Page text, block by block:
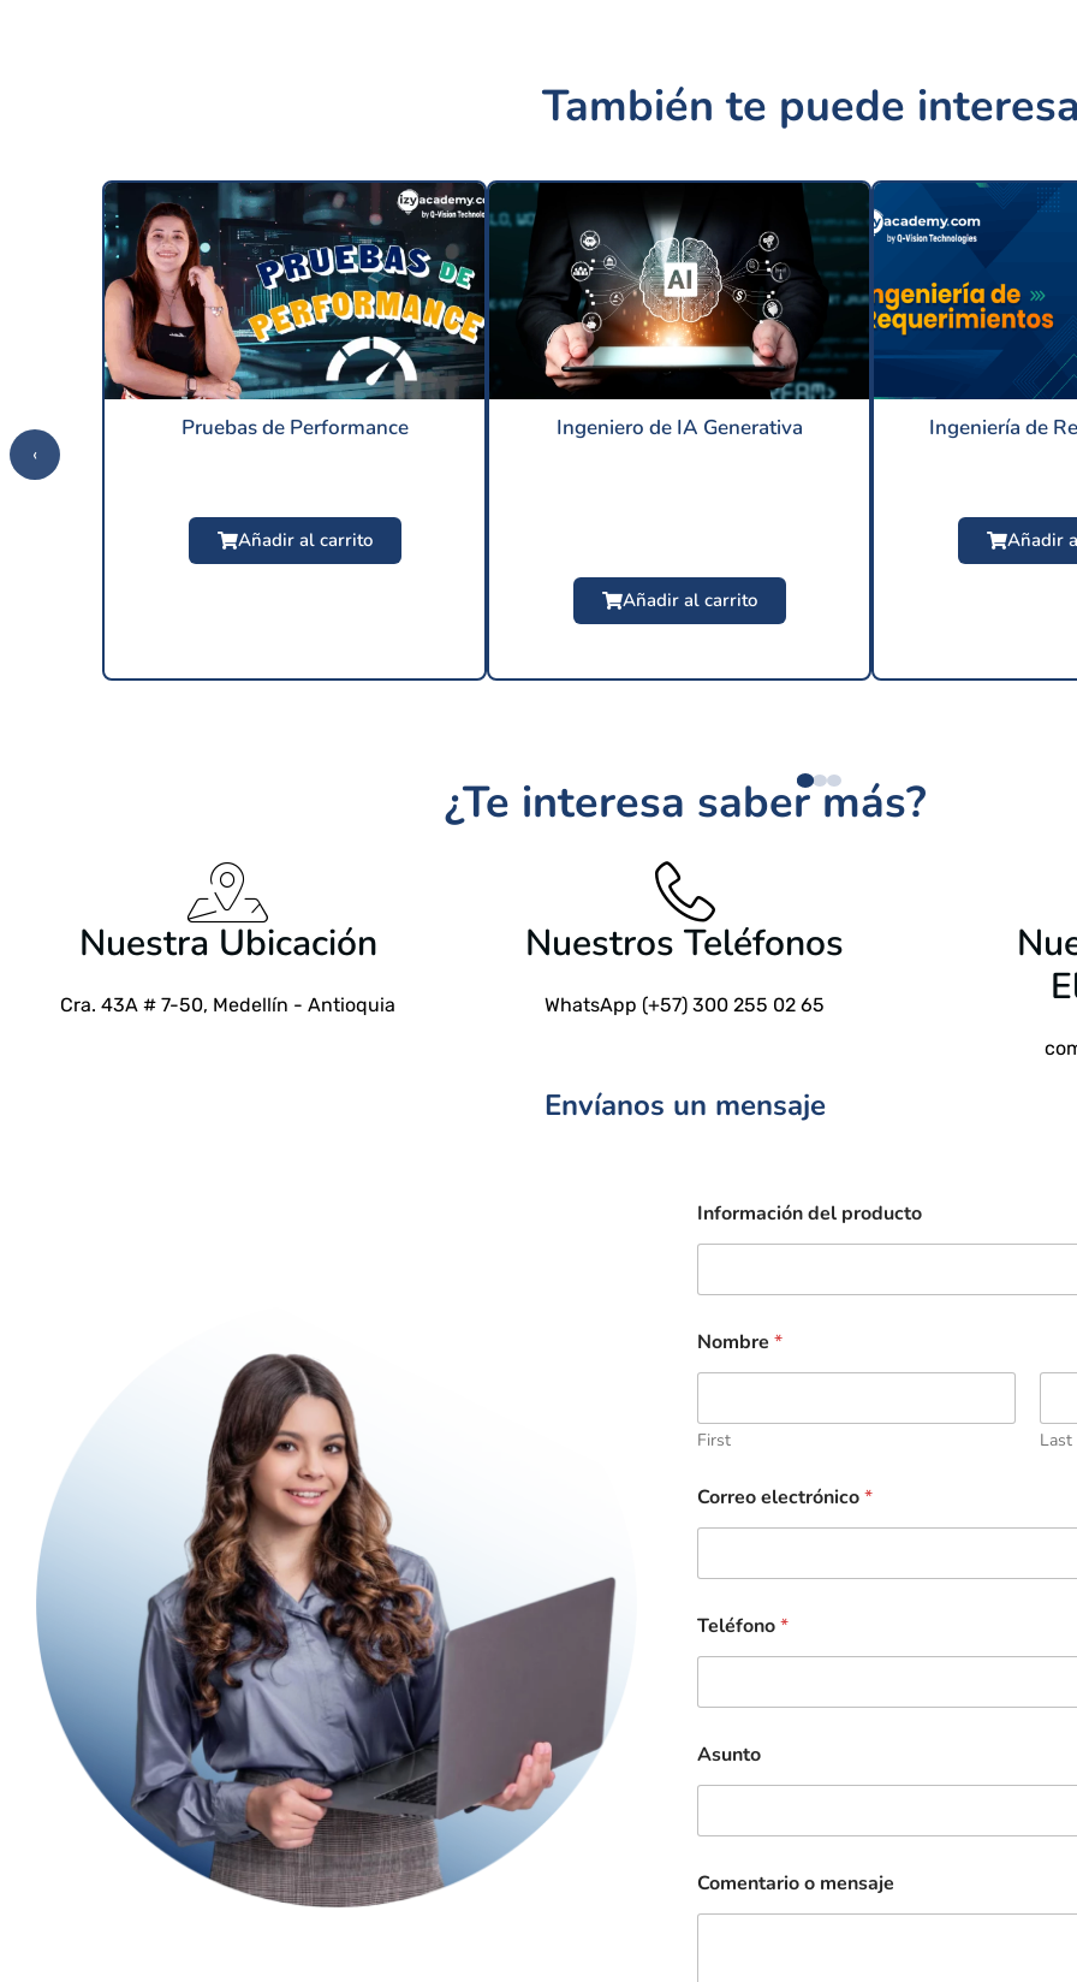
También te puede
Pruebas de Performance
Añadir al carrito
Ingeniero de IA Generativa
Añadir al carrito
Ingeniería de
Añadir
‹
¿Te interesa saber más?
Nuestra Ubicación
Cra. 43A # 7-50, Medellín - Antioquia
Nuestros Teléfonos
WhatsApp (+57) 300 255 02 65
Envíanos un mensaje
Información del producto
Nombre *
First Last
Correo electrónico*
Teléfono*
Asunto
Comentario o mensaje